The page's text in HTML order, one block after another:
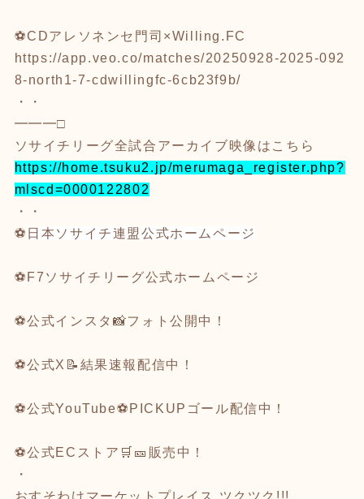
⚽️CDアレソネンセ門司×Willing.FC
https://app.veo.co/matches/20250928-2025-092
8-north1-7-cdwillingfc-6cb23f9b/
・・
━━━□
ソサイチリーグ全試合アーカイブ映像はこちら
https://home.tsuku2.jp/merumaga_register.php?
mlscd=0000122802
・・
⚽️ 日本ソサイチ連盟公式ホームページ
⚽ F7ソサイチリーグ公式ホームページ
⚽公式インスタ 📸フォト公開中！
⚽公式X 📝結果速報配信中！
⚽公式YouTube⚽️PICKUPゴール配信中！
⚽公式ECストア 🛒🎫販売中！
・
おすそわけマーケットプレイス ツクツク!!!